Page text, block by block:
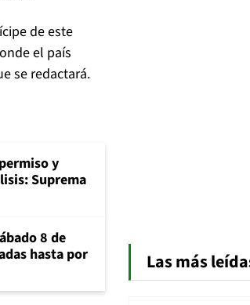
de este
el país
se redactará.
y
Suprema
8 de
hasta por
Las más